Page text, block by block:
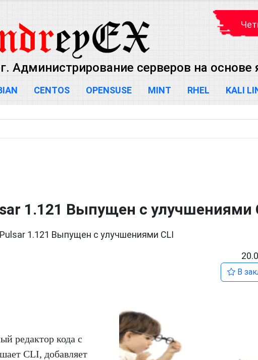
Администрирование серверов на основе
CENTOS OPENSUSE MINT RHEL KALI
1.121 Выпущен с улучшениями
1.121 Выпущен с улучшениями CLI
В
редактор кода с
CLI, добавляет